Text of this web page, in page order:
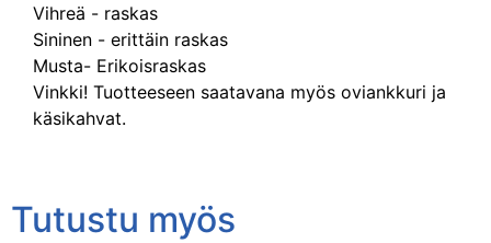
Vihreä - raskas
Sininen - erittäin raskas
Musta- Erikoisraskas
Vinkki! Tuotteeseen saatavana myös oviankkuri ja
käsikahvat.
Tutustu myös